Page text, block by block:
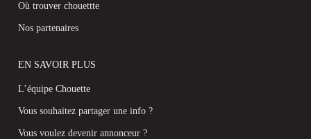
Où trouver chouettte
Nos partenaires
EN SAVOIR PLUS
L’équipe Chouette
Vous souhaitez partager une info ?
Vous voulez devenir annonceur ?